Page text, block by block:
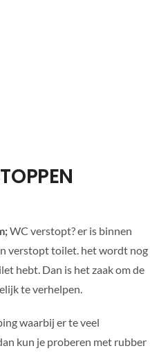
WC verstopt? er is binnen
verstopt toilet. het wordt nog
hebt. Dan is het zaak om de
te verhelpen.
waarbij er te veel
kun je proberen met rubber